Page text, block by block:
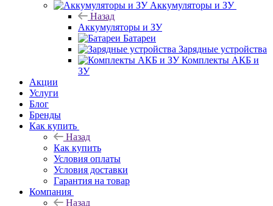
Аккумуляторы и ЗУ
Назад
Аккумуляторы и ЗУ
Батареи
Зарядные устройства
Комплекты АКБ и
ЗУ
Акции
Услуги
Блог
Бренды
Как купить
Назад
Как купить
Условия оплаты
Условия доставки
Гарантия на товар
Компания
Назад